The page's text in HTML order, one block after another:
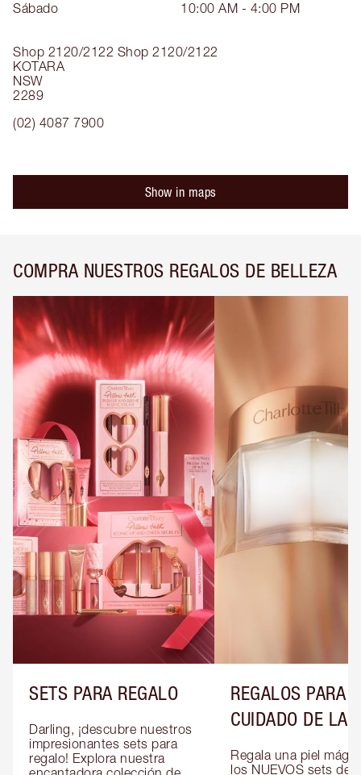
Shop 2120/2122 Shop 2120/2122
KOTARA
NSW
2289
(02) 4087 7900
Sábado
10:00 AM - 4:00 PM
Show in maps
COMPRA NUESTROS REGALOS DE BELLEZA
SETS PARA REGALO
Darling, ¡descubre nuestros
impresionantes sets para
regalo! Explora nuestra
REGALOS PARA
CUIDADO DE LA
Regala una piel
los NUEVOS sets de